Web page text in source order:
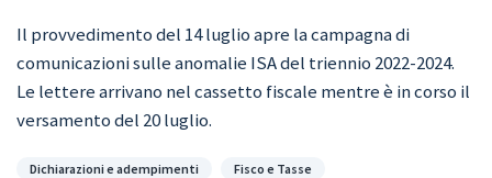
Il provvedimento del 14 luglio apre la campagna di
comunicazioni sulle anomalie ISA del triennio 2022-2024.
Le lettere arrivano nel cassetto fiscale mentre è in corso il
versamento del 20 luglio.
Categorie
Dichiarazioni e adempimenti Fisco e Tasse